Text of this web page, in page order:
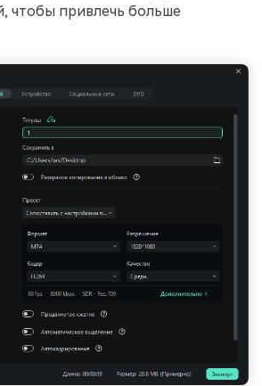
чтобы привлечь больше